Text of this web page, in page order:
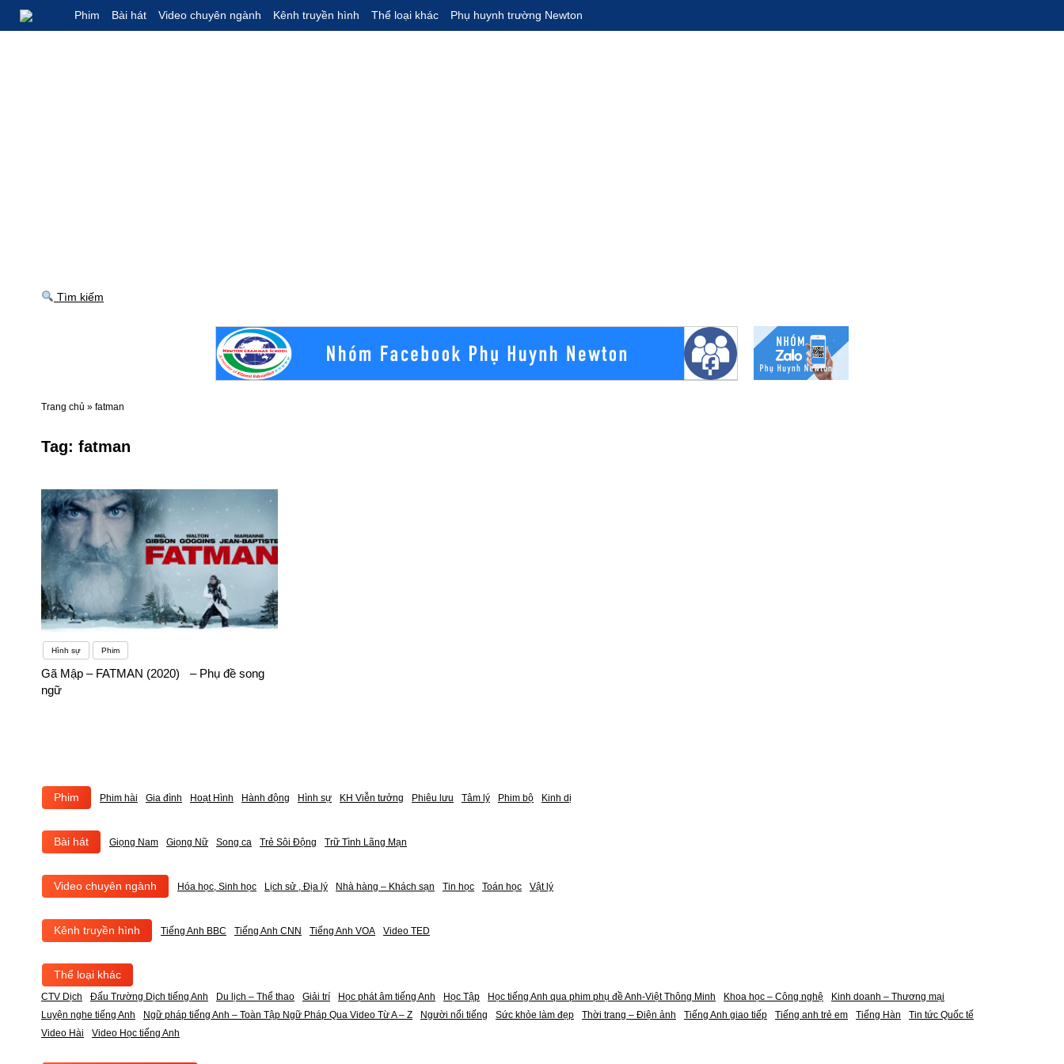
Phim Bài hát Video chuyên ngành Kênh truyền hình Thể loại khác Phụ huynh trường Newton
Tìm kiếm
Trang chủ » fatman
Tag: fatman
Hình sự Phim
Gã Mập – FATMAN (2020) – Phụ đề song
ngữ
Phim Phim hài Gia đình Hoạt Hình Hành động Hình sự KH Viễn tưởng Phiêu lưu Tâm lý Phim bộ Kinh dị
Bài hát Giọng Nam Giọng Nữ Song ca Trẻ Sôi Động Trữ Tình Lãng Mạn
Video chuyên ngành Hóa học, Sinh học Lịch sử , Địa lý Nhà hàng – Khách sạn Tin học Toán học Vật lý
Kênh truyền hình Tiếng Anh BBC Tiếng Anh CNN Tiếng Anh VOA Video TED
Thể loại khác
CTV Dịch Đấu Trường Dịch tiếng Anh Du lịch – Thể thao Giải trí Học phát âm tiếng Anh Học Tập Học tiếng Anh qua phim phụ đề Anh-Việt Thông Minh Khoa học – Công nghệ
Kinh doanh – Thương mại
Luyện nghe tiếng Anh
Ngữ pháp tiếng Anh – Toàn Tập Ngữ Pháp Qua Video Từ A – Z Người nổi tiếng Sức khỏe làm đẹp Thời trang – Điện ảnh Tiếng Anh giao tiếp Tiếng anh trẻ em Tiếng Hàn
Tin tức Quốc tế
Video Hài
Video Học tiếng Anh